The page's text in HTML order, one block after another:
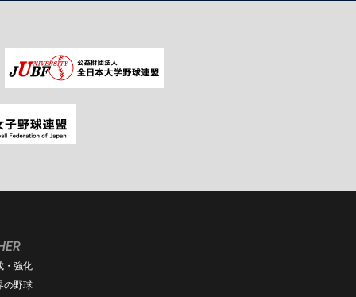
・強化
の野球